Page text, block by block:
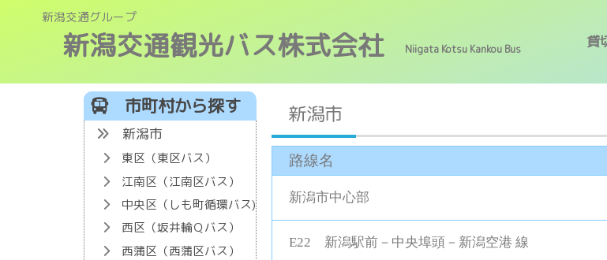
新潟交通グループ
新潟交通観光バス株式会社 Niigata Kotsu Kankou Bus 貸
市町村から探す
新潟市
東区（東区バス）
江南区（江南区バス）
中央区（しも町循環バス)
西区（坂井輪Ｑバス）
西蒲区（西蒲区バス）
新潟市
路線名
新潟市中心部
E22 新潟駅前－中央埠頭－新潟空港 線